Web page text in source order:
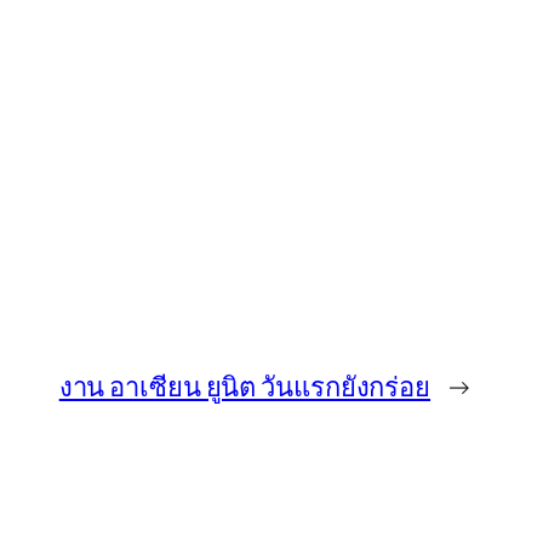
งาน อาเซียน ยูนิต วันแรกยังกร่อย →